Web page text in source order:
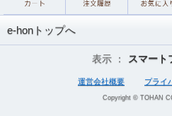
e-honトップへ
表示 ： スマート
運営会社概要 プライ
Copyright © TOHAN